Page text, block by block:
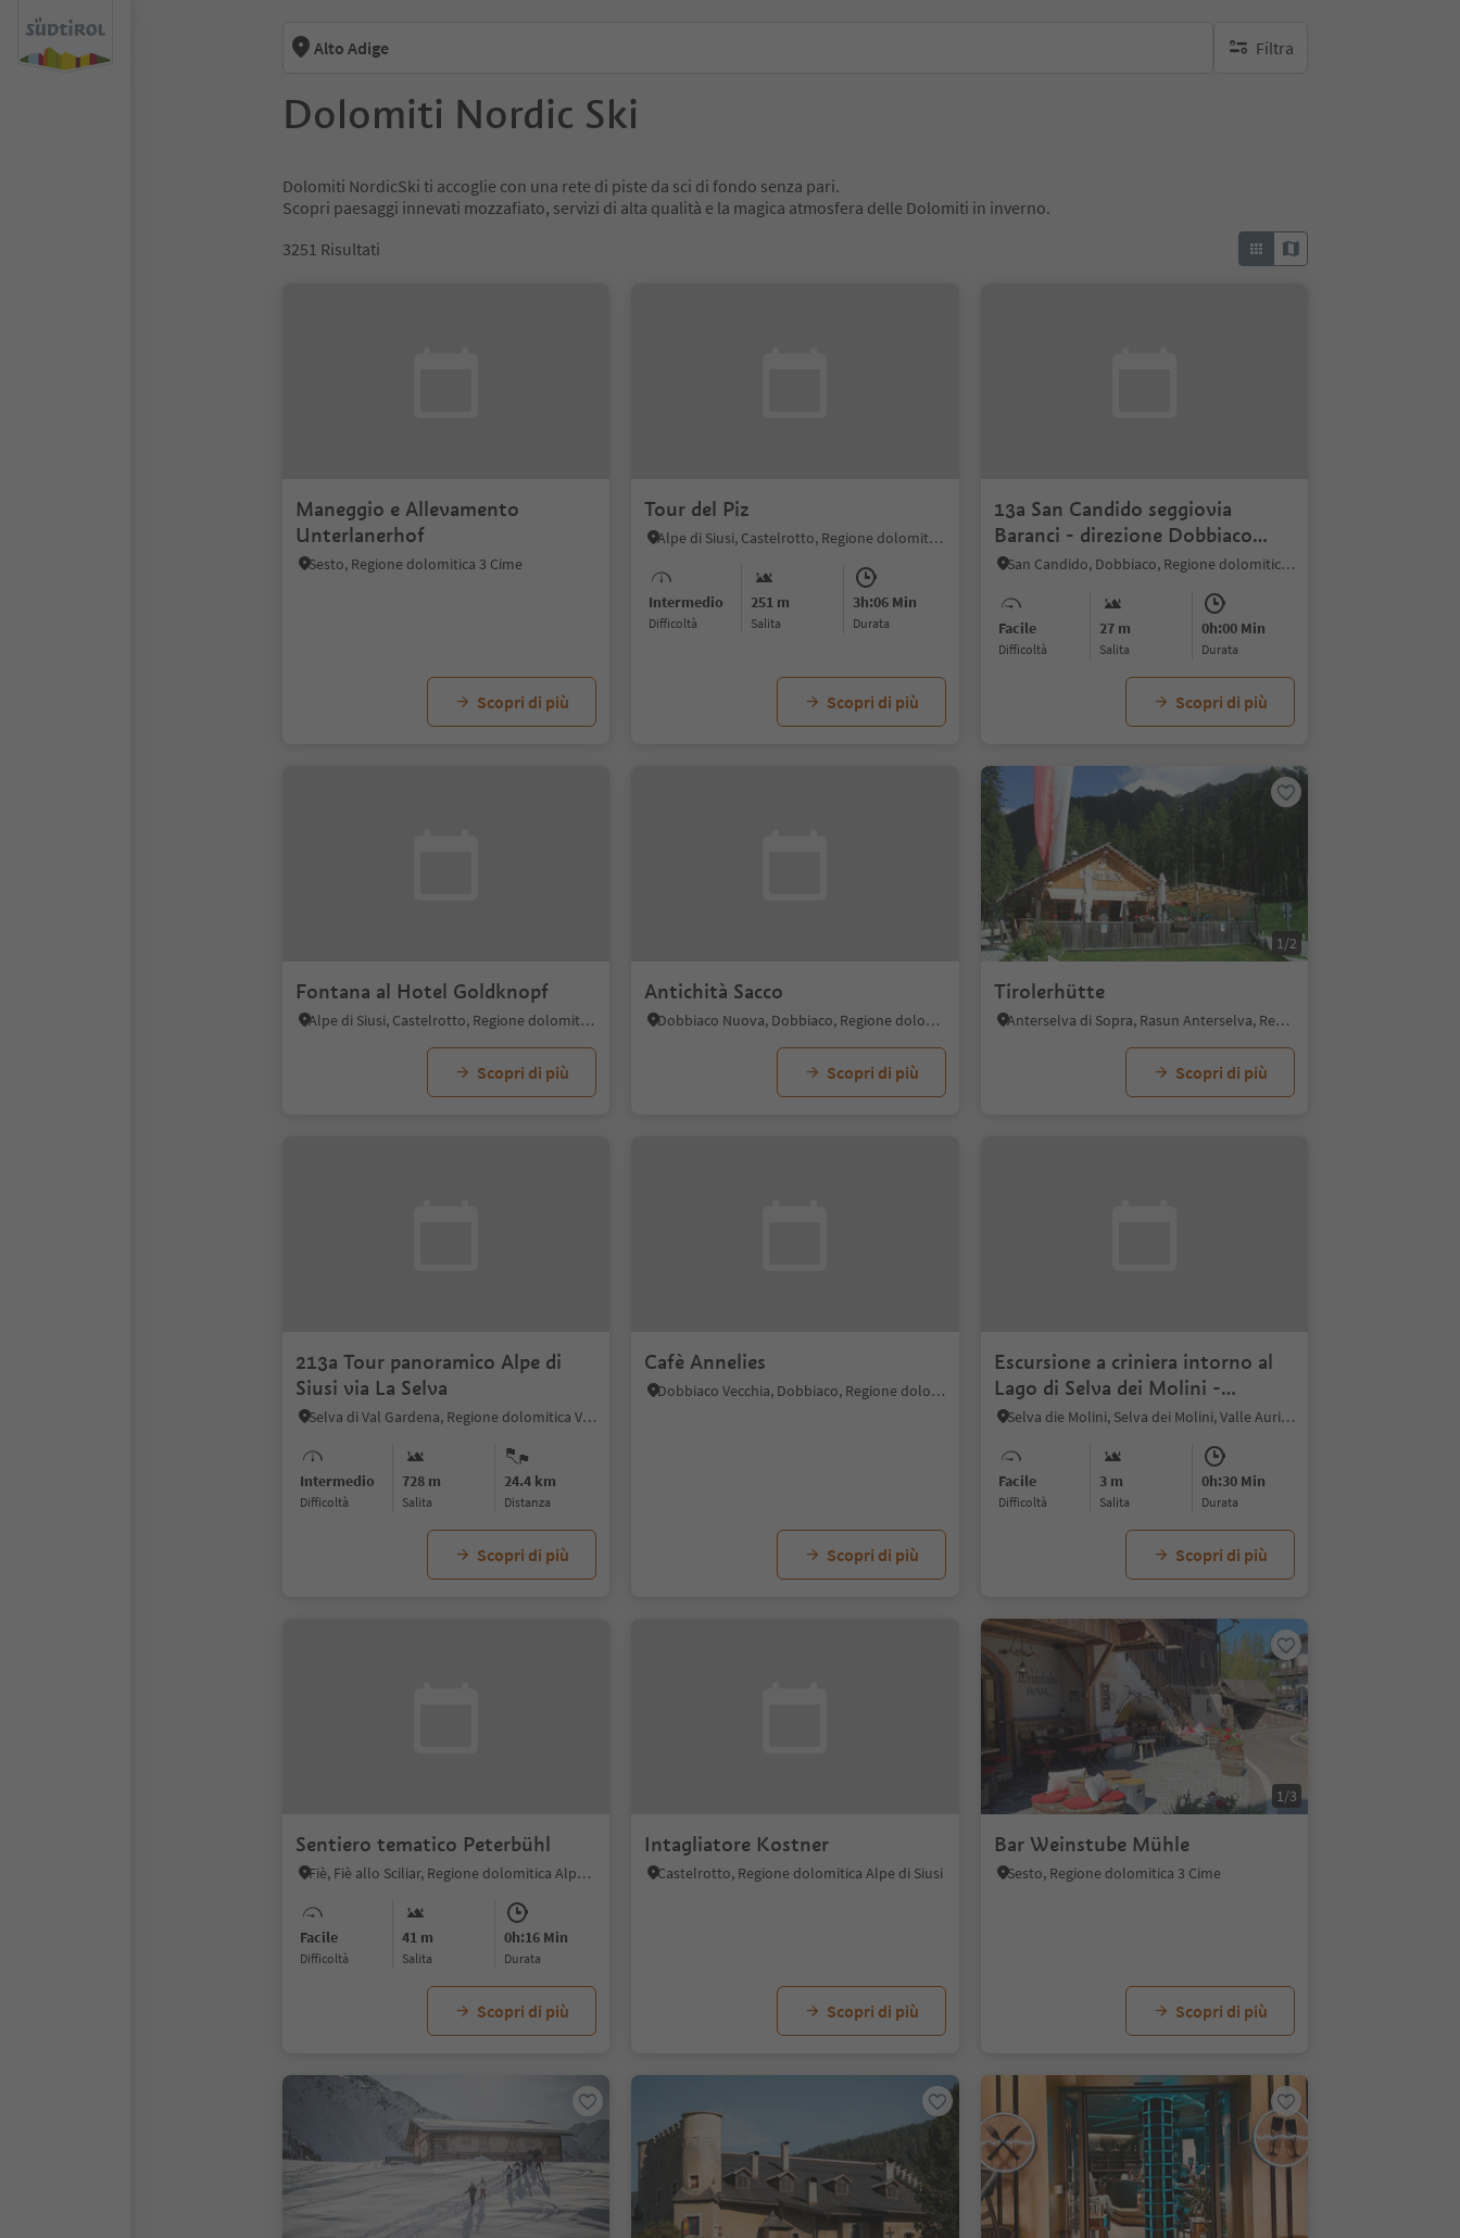
Alto Adige Filtra
nessun filtro attivo
Dolomiti Nordic Ski
Dolomiti NordicSki ti accoglie con una rete di piste da sci di fondo senza pari.
Scopri paesaggi innevati mozzafiato, servizi di alta qualità e la magica atmosfera delle Dolomiti in inverno.
3251 Risultati
Maneggio e Allevamento
Unterlanerhof
Sesto, Regione dolomitica 3 Cime
Scopri di più
Tour del Piz
Alpe di Siusi, Castelrotto, Regione dolomitica Alpe di Siusi
Intermedio
Difficoltà
251 m
Salita
3h:06 Min
durata
Scopri di più
13a San Candido seggiovia
Baranci - direzione Dobbiaco
(prato)
San Candido, Dobbiaco, Regione dolomitica 3 Cime
Facile
Difficoltà
27 m
Salita
0h:00 Min
durata
Scopri di più
Fontana al Hotel Goldknopf
Alpe di Siusi, Castelrotto, Regione dolomitica Alpe di Siusi
Scopri di più
Antichità Sacco
Dobbiaco Nuova, Dobbiaco, Regione dolomitica 3 Cime
Scopri di più
1/2
Tirolerhütte
Anterselva di Sopra, Rasun Anterselva, Regione dolomitica Plan de Corones
Scopri di più
213a Tour panoramico Alpe di
Siusi via La Selva
Selva di Val Gardena, Regione dolomitica Val Gardena
Intermedio
Difficoltà
728 m
Salita
24.4 km
distanza
Scopri di più
Cafè Annelies
Dobbiaco Vecchia, Dobbiaco, Regione dolomitica 3 Cime
Scopri di più
Escursione a criniera intorno al
Lago di Selva dei Molini -
Meggima
Selva die Molini, Selva dei Molini, Valle Aurina
Facile
Difficoltà
3 m
Salita
0h:30 Min
durata
Scopri di più
Sentiero tematico Peterbühl
Fiè, Fiè allo Sciliar, Regione dolomitica Alpe di Siusi
Facile
Difficoltà
41 m
Salita
0h:16 Min
durata
Scopri di più
Intagliatore Kostner
Castelrotto, Regione dolomitica Alpe di Siusi
Scopri di più
1/3
Bar Weinstube Mühle
Sesto, Regione dolomitica 3 Cime
Scopri di più